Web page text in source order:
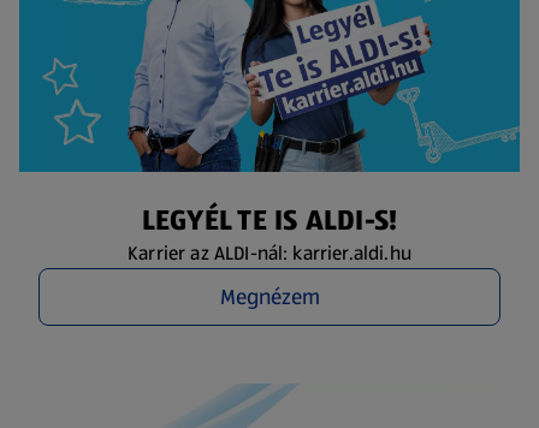
LEGYÉL TE IS ALDI-S!
Karrier az ALDI-nál: karrier.aldi.hu
Megnézem